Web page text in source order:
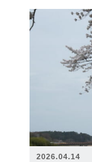
2026.04.14